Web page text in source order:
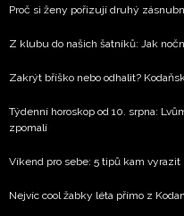
Proč si ženy pořizují druhý
Z klubu do našich šatníků: Jak
Zakrýt bříško nebo odhalit?
Týdenní horoskop od 10. srpna:
zpomalí
Víkend pro sebe: 5 tipů kam vyrazit
Nejvíc cool žabky léta přímo z